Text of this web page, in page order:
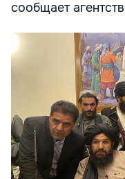
сообщает